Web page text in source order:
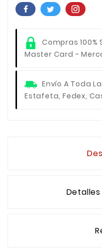
Compras 100%
Master Card -
Envío A Toda
Estafeta, Fedex,